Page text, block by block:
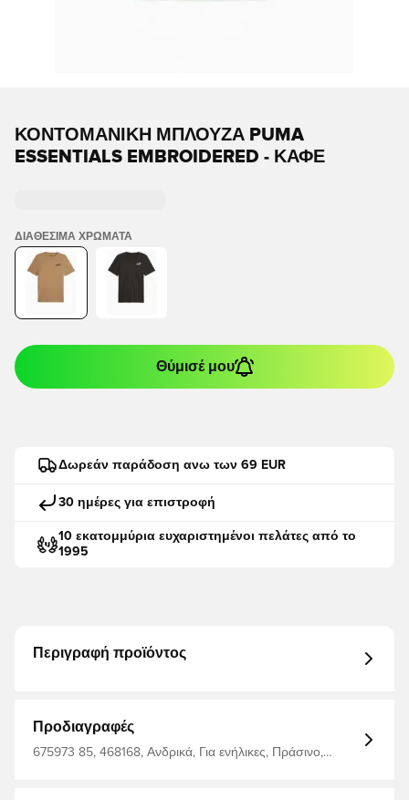
ΚΟΝΤΟΜΆΝΙΚΗ ΜΠΛΟΎΖΑ PUMA
ESSENTIALS EMBROIDERED - ΚΑΦΈ
ΔΙΑΘΈΣΙΜΑ ΧΡΏΜΑΤΑ
Θύμισέ μου
Δωρεάν παράδοση ανω των 69 EUR
30 ημέρες για επιστροφή
10 εκατομμύρια ευχαριστημένοι πελάτες από το
1995
Περιγραφή προϊόντος
Προδιαγραφές
675973 85, 468168, Ανδρικά, Για ενήλικες, Πράσινο,